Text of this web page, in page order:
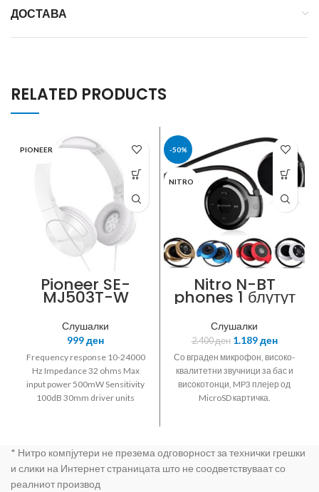
ДОСТАВА
RELATED PRODUCTS
PIONEER
Pioneer SE-
MJ503T-W
Fully Enclosed
Dynamic
Foldable
Headphones
with
microphone for
use wth
smartphones
Слушалки
999ден
Frequency response 10-24000
Hz Impedance 32 ohms Max
input power 500mW Sensitivity
100dB 30mm driver units
-50%
NITRO
Nitro N-BT
phones 1 блутут
5+EDR
компактни
слушалки со
микрофон/MP3
плејер/FM радио
Слушалки
2.400ден 1.189ден
Со вграден микрофон, високо-
квалитетни звучници за бас и
високотонци, MP3 плејер од
MicroSD картичка.
што не зафаќаат место и може
да се соберат на мало место.
* Нитро компјутери не презема одговорност за технички грешки
и слики на Интернет страницата што не соодветствуваат со
реалниот производ